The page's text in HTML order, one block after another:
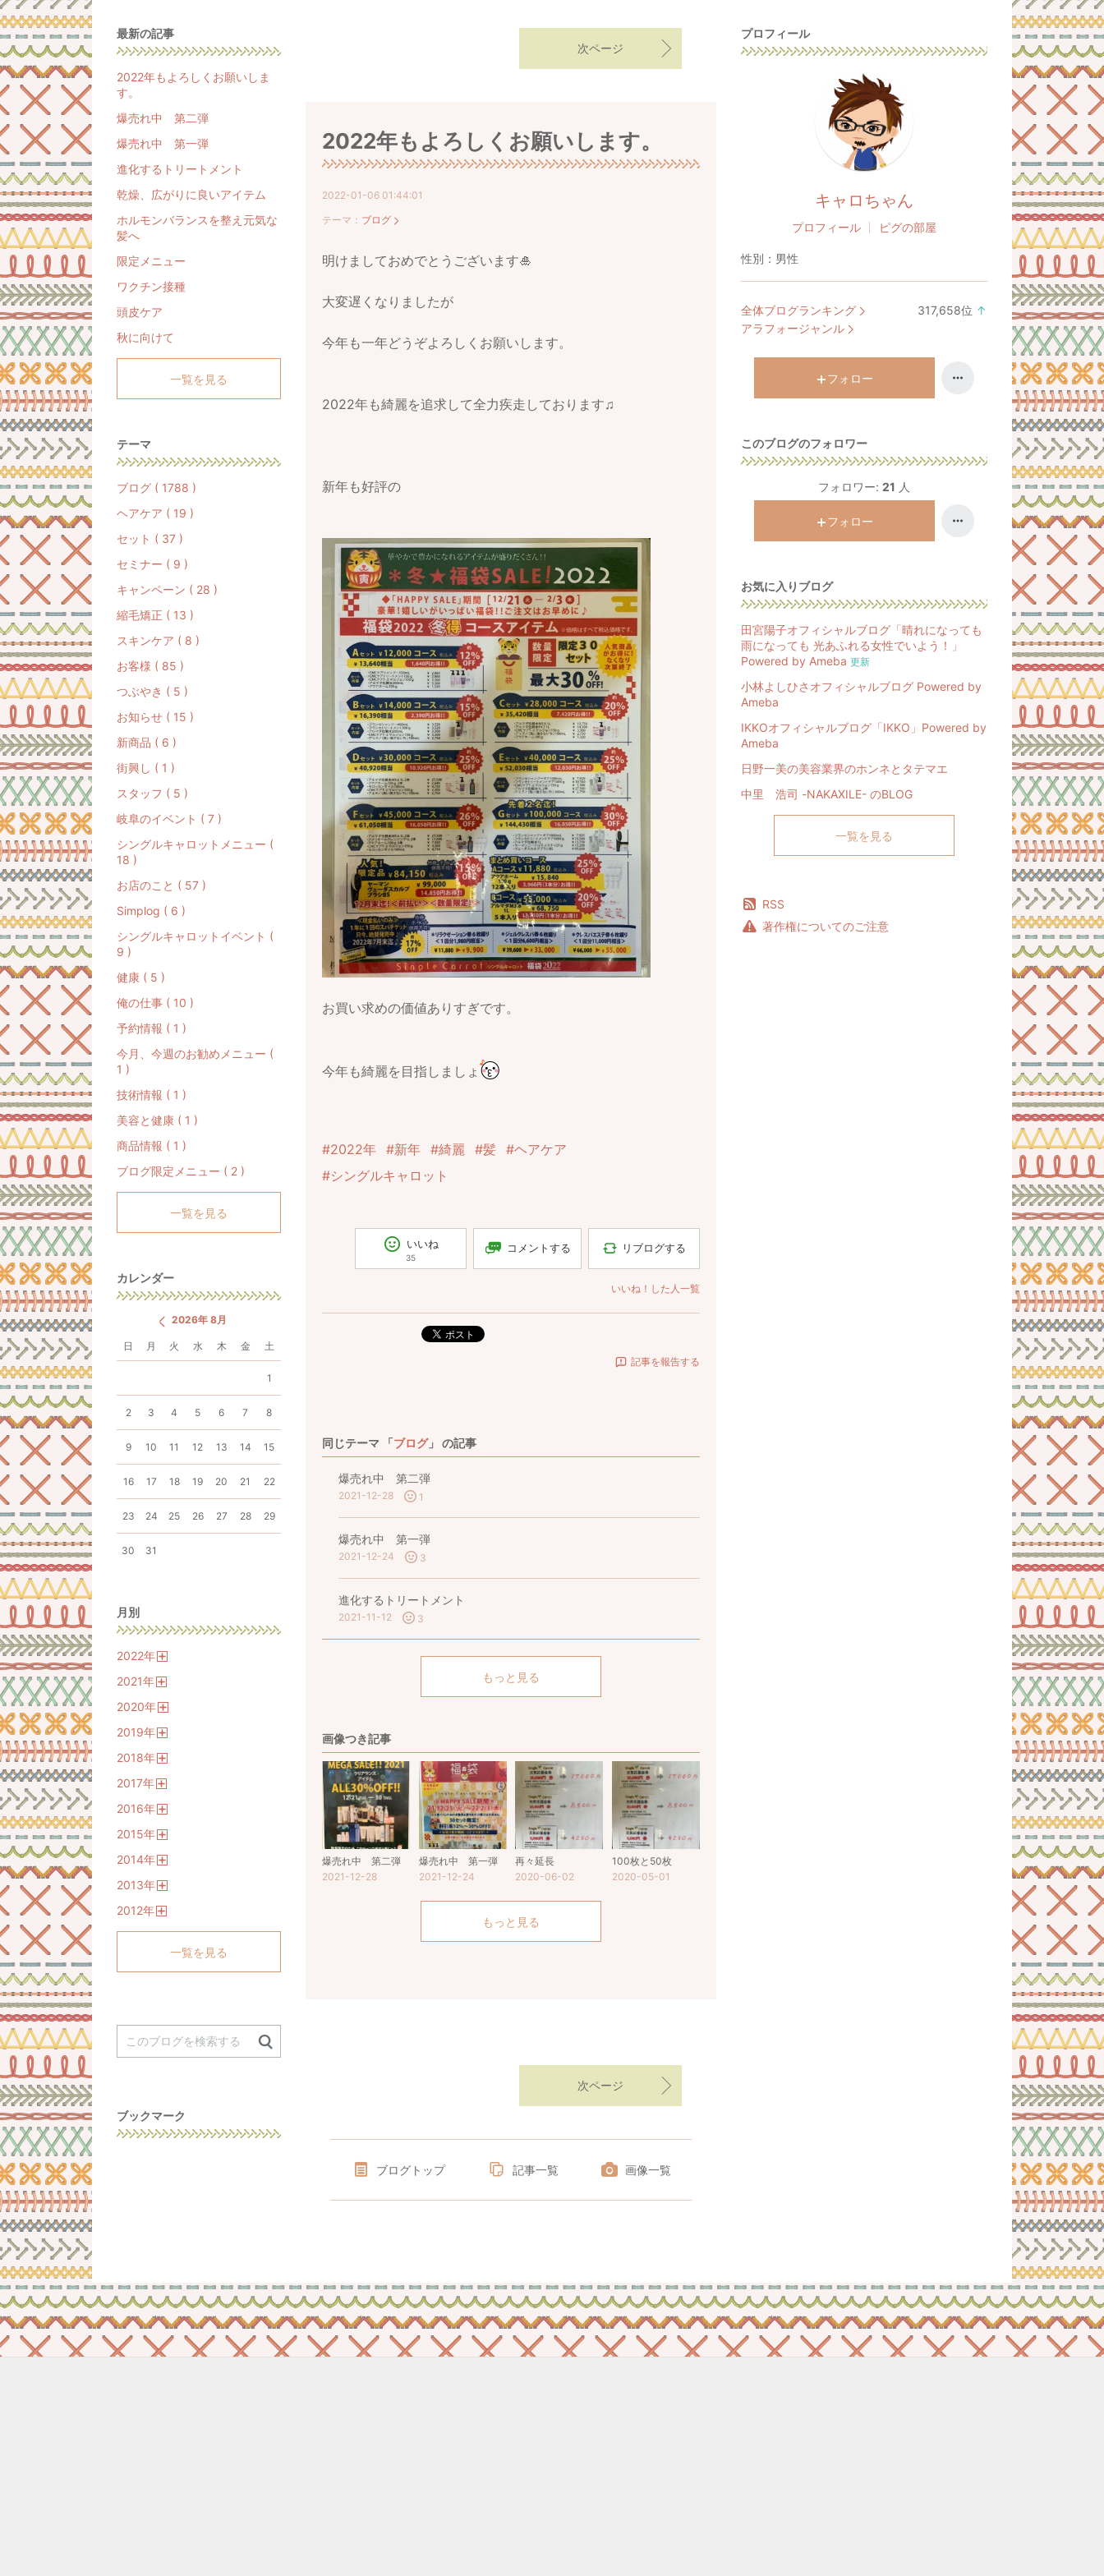
次ページ
2022年もよろしくお願いします。
2022-01-06 01:44:01
テーマ： ブログ
明けましておめでとうございます🎍
大変遅くなりましたが
今年も一年どうぞよろしくお願いします。
2022年も綺麗を追求して全力疾走しております♫
新年も好評の
お買い求めの価値ありすぎです。
今年も綺麗を目指しましょ
#2022年 #新年 #綺麗 #髪 #ヘアケア
#シングルキャロット
いいね
35
コメントする リブログする
いいね！した人一覧
ポスト
記事を報告する
同じテーマ 「ブログ」 の記事
爆売れ中 第二弾
2021-12-28 1
爆売れ中 第一弾
2021-12-24 3
進化するトリートメント
2021-11-12 3
もっと見る
画像つき記事
爆売れ中 第二弾
2021-12-28
爆売れ中 第一弾
2021-12-24
再々延長
2020-06-02
100枚と50枚
2020-05-01
もっと見る
次ページ
ブログトップ 記事一覧 画像一覧
プロフィール
キャロちゃん
プロフィール ピグの部屋
性別： 男性
全体ブログランキング 317,658位 ↑
アラフォージャンル
フォロー
このブログのフォロワー
フォロワー: 21 人
フォロー
お気に入りブログ
田宮陽子オフィシャルブログ「晴れになっても
雨になっても 光あふれる女性でいよう！」
Powered by Ameba 更新
小林よしひさオフィシャルブログ Powered by
Ameba
IKKOオフィシャルブログ「IKKO」Powered by
Ameba
日野一美の美容業界のホンネとタテマエ
中里 浩司 -NAKAXILE- のBLOG
一覧を見る
RSS
著作権についてのご注意
最新の記事
2022年もよろしくお願いしま
す。
爆売れ中 第二弾
爆売れ中 第一弾
進化するトリートメント
乾燥、広がりに良いアイテム
ホルモンバランスを整え元気な
髪へ
限定メニュー
ワクチン接種
頭皮ケア
秋に向けて
一覧を見る
テーマ
ブログ ( 1788 )
ヘアケア ( 19 )
セット ( 37 )
セミナー ( 9 )
キャンペーン ( 28 )
縮毛矯正 ( 13 )
スキンケア ( 8 )
お客様 ( 85 )
つぶやき ( 5 )
お知らせ ( 15 )
新商品 ( 6 )
街興し ( 1 )
スタッフ ( 5 )
岐阜のイベント ( 7 )
シングルキャロットメニュー (
18 )
お店のこと ( 57 )
Simplog ( 6 )
シングルキャロットイベント (
9 )
健康 ( 5 )
俺の仕事 ( 10 )
予約情報 ( 1 )
今月、今週のお勧めメニュー (
1 )
技術情報 ( 1 )
美容と健康 ( 1 )
商品情報 ( 1 )
ブログ限定メニュー ( 2 )
一覧を見る
カレンダー
2026年 8月
日 月 火 水 木 金 土
1
2 3 4 5 6 7 8
9 10 11 12 13 14 15
16 17 18 19 20 21 22
23 24 25 26 27 28 29
30 31
月別
2022年
2021年
2020年
2019年
2018年
2017年
2016年
2015年
2014年
2013年
2012年
一覧を見る
ブックマーク